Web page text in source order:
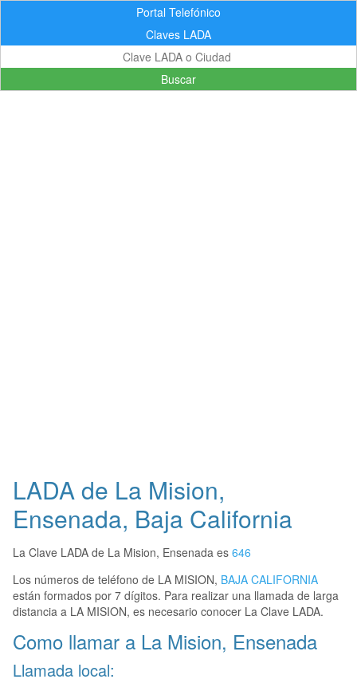
Portal Telefónico
Claves LADA
Buscar
LADA de La Mision,
Ensenada, Baja California
La Clave LADA de La Mision, Ensenada es 646
Los números de teléfono de LA MISION, BAJA CALIFORNIA
están formados por 7 dígitos. Para realizar una llamada de larga
distancia a LA MISION, es necesario conocer La Clave LADA.
Como llamar a La Mision, Ensenada
Llamada local: